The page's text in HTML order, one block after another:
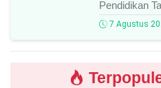
Pendidikan
7 Agustus